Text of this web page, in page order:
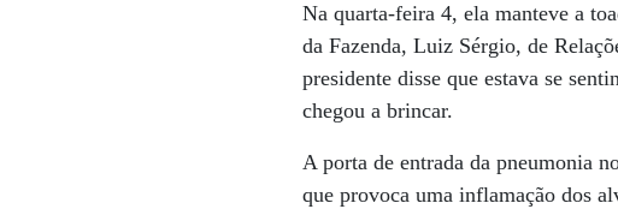
Na quarta-feira 4, ela manteve a
da Fazenda, Luiz Sérgio, de
presidente disse que estava se
chegou a brincar.
A porta de entrada da pneumonia
que provoca uma inflamação dos